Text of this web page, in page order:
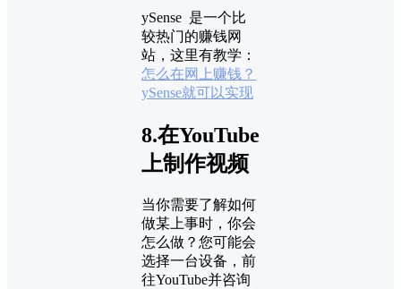
ySense 是一个比
较热门的赚钱网
站，这里有教学：
怎么在网上赚钱？
ySense就可以实现
8.在YouTube
上制作视频
当你需要了解如何
做某上事时，你会
怎么做？您可能会
选择一台设备，前
往YouTube并咨询